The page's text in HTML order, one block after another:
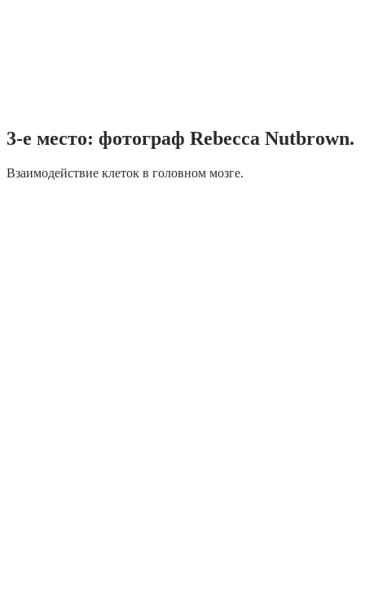
3-е место: фотограф Rebecca Nutbrown.
Взаимодействие клеток в головном мозге.